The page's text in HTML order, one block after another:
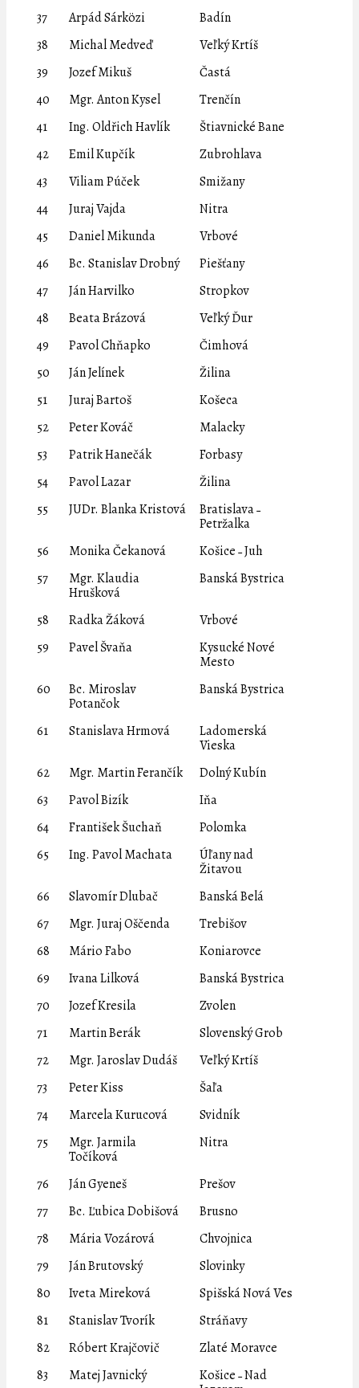
37
Arpád Sárközi
Badín
38
Michal Medveď
Veľký Krtíš
39
Jozef Mikuš
Častá
40
Mgr. Anton Kysel
Trenčín
41
Ing. Oldřich Havlík
Štiavnické Bane
42
Emil Kupčík
Zubrohlava
43
Viliam Púček
Smižany
44
Juraj Vajda
Nitra
45
Daniel Mikunda
Vrbové
46
Bc. Stanislav Drobný
Piešťany
47
Ján Harvilko
Stropkov
48
Beata Brázová
Veľký Ďur
49
Pavol Chňapko
Čimhová
50
Ján Jelínek
Žilina
51
Juraj Bartoš
Košeca
52
Peter Kováč
Malacky
53
Patrik Hanečák
Forbasy
54
Pavol Lazar
Žilina
55
JUDr. Blanka Kristová
Bratislava ˗
Petržalka
56
Monika Čekanová
Košice ˗ Juh
57
Mgr. Klaudia
Hrušková
Banská Bystrica
58 Radka Žáková
Vrbové
59
Pavel Švaňa
Kysucké Nové
Mesto
60
Bc. Miroslav
Potančok
Banská Bystrica
61 Stanislava Hrmová
Ladomerská
Vieska
62
Mgr. Martin Ferančík
Dolný Kubín
63
Pavol Bizík
Iňa
64
František Šuchaň
Polomka
65
Ing. Pavol Machata
Úľany nad
Žitavou
66
Slavomír Dlubač
Banská Belá
67
Mgr. Juraj Oščenda
Trebišov
68
Mário Fabo
Koniarovce
69
Ivana Lilková
Banská Bystrica
70
Jozef Kresila
Zvolen
71
Martin Berák
Slovenský Grob
72
Mgr. Jaroslav Dudáš
Veľký Krtíš
73
Peter Kiss
Šaľa
74
Marcela Kurucová
Svidník
75
Mgr. Jarmila
Točíková
Nitra
76 Ján Gyeneš
Prešov
77
Bc. Ľubica Dobišová
Brusno
78
Mária Vozárová
Chvojnica
79
Ján Brutovský
Slovinky
80
Iveta Mireková
Spišská Nová Ves
81
Stanislav Tvorík
Stráňavy
82
Róbert Krajčovič
Zlaté Moravce
83
Matej Javnický
Košice ˗ Nad